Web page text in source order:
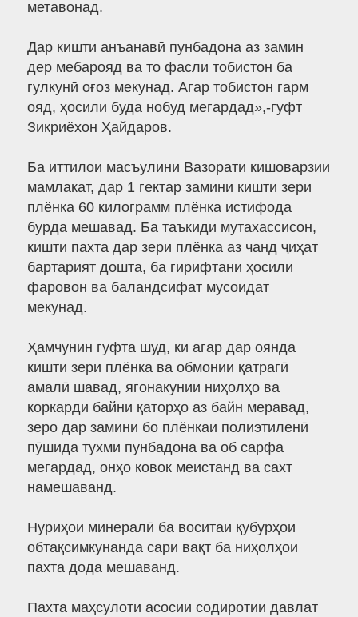
метавонад.
Дар кишти анъанавӣ пунбадона аз замин
дер мебарояд ва то фасли тобистон ба
гулкунӣ оғоз мекунад. Агар тобистон гарм
ояд, ҳосили буда нобуд мегардад»,-гуфт
Зикриёхон Ҳайдаров.
Ба иттилои масъулини Вазорати кишоварзии
мамлакат, дар 1 гектар замини кишти зери
плёнка 60 килограмм плёнка истифода
бурда мешавад. Ба таъкиди мутахассисон,
кишти пахта дар зери плёнка аз чанд ҷиҳат
бартарият дошта, ба гирифтани ҳосили
фаровон ва баландсифат мусоидат
мекунад.
Ҳамчунин гуфта шуд, ки агар дар оянда
кишти зери плёнка ва обмонии қатрагӣ
амалӣ шавад, ягонакунии ниҳолҳо ва
коркарди байни қаторҳо аз байн меравад,
зеро дар замини бо плёнкаи полиэтиленӣ
пӯшида тухми пунбадона ва об сарфа
мегардад, онҳо ковок меистанд ва сахт
намешаванд.
Нуриҳои минералӣ ба воситаи қубурҳои
обтақсимкунанда сари вақт ба ниҳолҳои
пахта дода мешаванд.
Пахта маҳсулоти асосии содиротии давлат